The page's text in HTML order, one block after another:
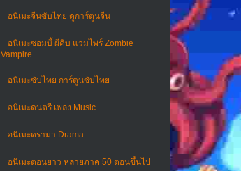
อนิเมะจีนซับไทย ดูการ์ตูนจีน
อนิเมะซอมบี้ ผีดิบ แวมไพร์ Zombie
Vampire
อนิเมะซับไทย การ์ตูนซับไทย
อนิเมะดนตรี เพลง Music
อนิเมะดราม่า Drama
อนิเมะตอนยาว หลายภาค 50 ตอนขึ้นไป